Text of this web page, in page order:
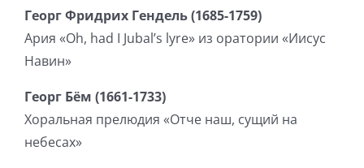
Георг Фридрих Гендель (1685-1759)
Ария «Oh, had I Jubal’s lyre» из оратории «Иисус
Навин»
Георг Бём (1661-1733)
Хоральная прелюдия «Отче наш, сущий на
небесах»